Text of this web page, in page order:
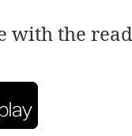
with the